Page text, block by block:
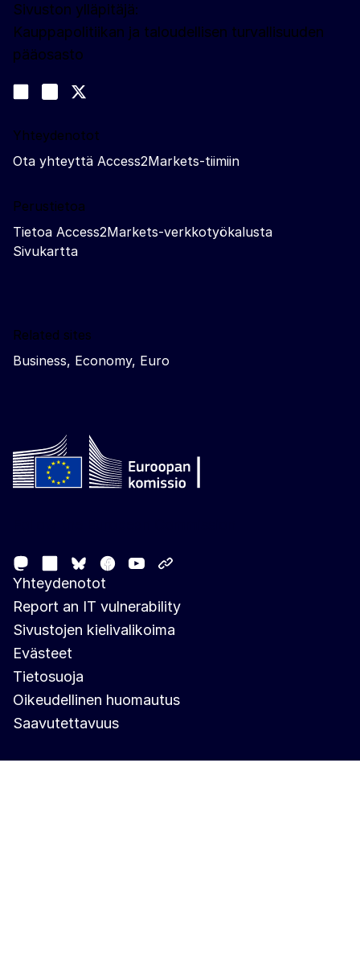
Sivuston ylläpitäjä:
Kauppapolitiikan ja taloudellisen turvallisuuden
pääosasto
Join us on LinkedIn
Trade-Off podcast
Yhteydenotot
Ota yhteyttä Access2Markets-tiimiin
Perustietoa
Tietoa Access2Markets-verkkotyökalusta
Sivukartta
Related sites
Business, Economy, Euro
MastodonLinkedIn
Bluesky
Facebook
Youtube
Yhteydenotot
Report an IT vulnerability
Sivustojen kielivalikoima
Evästeet
Tietosuoja
Oikeudellinen huomautus
Saavutettavuus